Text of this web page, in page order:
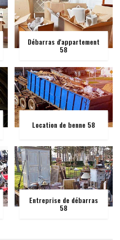
Débarras d'appartement
58
Location de benne 58
Entreprise de débarras
58